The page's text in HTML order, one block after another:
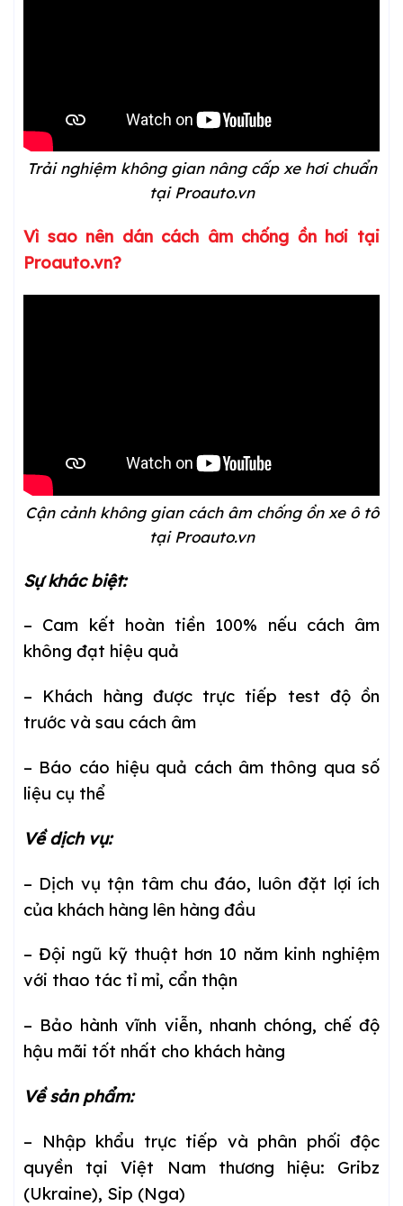
Trải nghiệm không gian nâng cấp xe hơichuẩn
tại Proauto.vn
Vì sao nên dán cách âm chống ồn hơi tại
Proauto.vn?
Cận cảnh không gian cách âm chống ồn xe ô tô
tại Proauto.vn
Sự khác biệt:
– Cam kết hoàn tiền 100% nếu cách âm
không đạt hiệu quả
– Khách hàng được trực tiếp test độ ồn
trước và sau cách âm
– Báo cáo hiệu quả cách âm thông qua số
liệu cụ thể
Về dịch vụ:
– Dịch vụ tận tâm chu đáo, luôn đặt lợi ích
của khách hàng lên hàng đầu
– Đội ngũ kỹ thuật hơn 10 năm kinh nghiệm
với thao tác tỉ mỉ, cẩn thận
– Bảo hành vĩnh viễn, nhanh chóng, chế độ
hậu mãi tốt nhất cho khách hàng
Về sản phẩm:
– Nhập khẩu trực tiếp và phân phối độc
quyền tại Việt Nam thương hiệu: Gribz
(Ukraine), Sip (Nga)